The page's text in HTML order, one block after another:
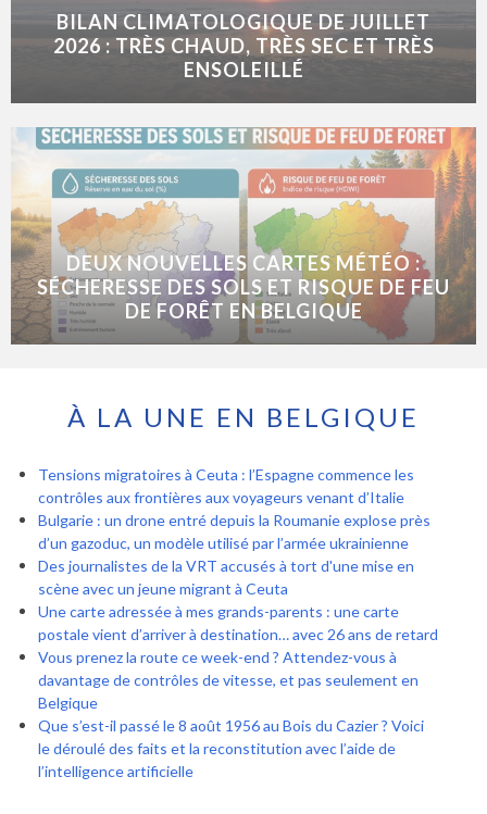
BILAN CLIMATOLOGIQUE DE JUILLET
2026 : TRÈS CHAUD, TRÈS SEC ET TRÈS
ENSOLEILLÉ
DEUX NOUVELLES CARTES MÉTÉO :
SÉCHERESSE DES SOLS ET RISQUE DE FEU
DE FORÊT EN BELGIQUE
À LA UNE EN BELGIQUE
Tensions migratoires à Ceuta : l’Espagne commence les
contrôles aux frontières aux voyageurs venant d’Italie
Bulgarie : un drone entré depuis la Roumanie explose près
d’un gazoduc, un modèle utilisé par l’armée ukrainienne
Des journalistes de la VRT accusés à tort d'une mise en
scène avec un jeune migrant à Ceuta
Une carte adressée à mes grands-parents : une carte
postale vient d’arriver à destination… avec 26 ans de retard
Vous prenez la route ce week-end ? Attendez-vous à
davantage de contrôles de vitesse, et pas seulement en
Belgique
Que s’est-il passé le 8 août 1956 au Bois du Cazier ? Voici
le déroulé des faits et la reconstitution avec l’aide de
l’intelligence artificielle